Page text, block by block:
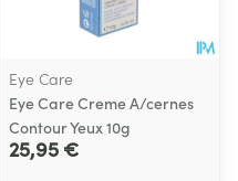
Eye Care
Eye Care Creme A/cernes
Contour Yeux 10g
25,95 €